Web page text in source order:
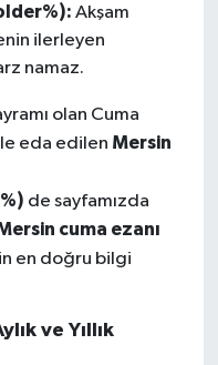
Akşam
ilerleyen
namaz.
olan Cuma
eda edilen Mersin
de sayfamızda
cuma ezanı
en doğru bilgi
ve Yıllık